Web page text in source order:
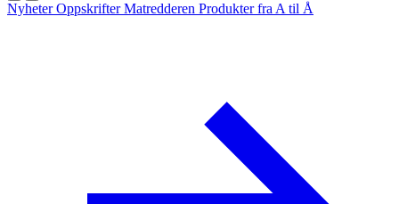
NyheterOppskrifterMatredderen Produkter fra A til Å